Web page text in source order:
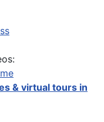
& virtual tours in